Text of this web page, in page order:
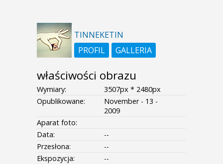
TINNEKETIN
PROFIL
GALLERIA
właściwości obrazu
Wymiary:
3507px * 2480px
Opublikowane:
November - 13 -
2009
Aparat foto:
Data:
--
Przesłona:
--
Ekspozycja:
--